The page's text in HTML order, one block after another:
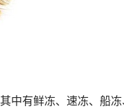
中有鲜冻、速冻、船冻